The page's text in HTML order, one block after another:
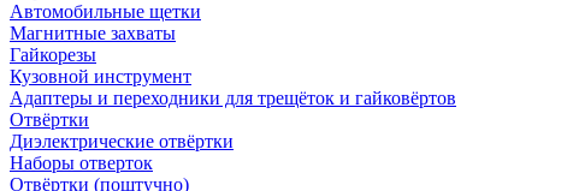
Автомобильные щетки
Магнитные захваты
Гайкорезы
Кузовной инструмент
Адаптеры и переходники для трещёток и гайковёртов
Отвёртки
Диэлектрические отвёртки
Наборы отверток
Отвёртки (поштучно)